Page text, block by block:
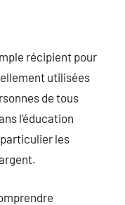
récipient pour
utilisées
de tous
l’éducation
les